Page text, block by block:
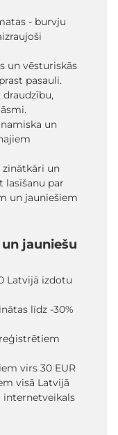
- burvju
un vēsturiskās
pasauli.
un
zinātkāri un
lasīšanu par
un jauniešiem
jauniešu
Latvijā izdotu
līdz -30%
virs 30 EUR
visā Latvijā
internetveikals